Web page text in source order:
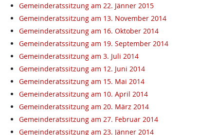
Gemeinderatssitzung am 22. Jänner 2015
Gemeinderatssitzung am 13. November 2014
Gemeinderatssitzung am 16. Oktober 2014
Gemeinderatssitzung am 19. September 2014
Gemeinderatssitzung am 3. Juli 2014
Gemeinderatssitzung am 12. Juni 2014
Gemeinderatssitzung am 15. Mai 2014
Gemeinderatssitzung am 10. April 2014
Gemeinderatssitzung am 20. März 2014
Gemeinderatssitzung am 27. Februar 2014
Gemeinderatssitzung am 23. Jänner 2014